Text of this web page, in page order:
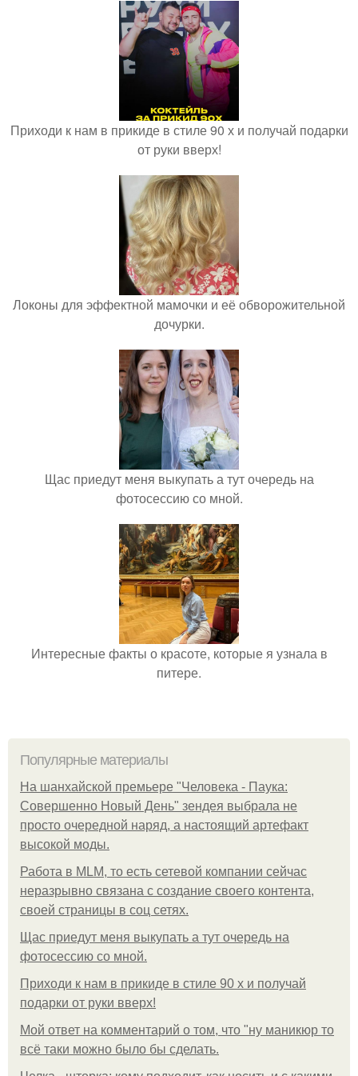
Приходи к нам в прикиде в стиле 90 х и получай подарки
от руки вверх!
Локоны для эффектной мамочки и её обворожительной
дочурки.
Щас приедут меня выкупать а тут очередь на
фотосессию со мной.
Интересные факты о красоте, которые я узнала в
питере.
Популярные материалы
На шанхайской премьере "Человека - Паука:
Совершенно Новый День" зендея выбрала не
просто очередной наряд, а настоящий артефакт
высокой моды.
Работа в MLM, то есть сетевой компании сейчас
неразрывно связана с создание своего контента,
своей страницы в соц сетях.
Щас приедут меня выкупать а тут очередь на
фотосессию со мной.
Приходи к нам в прикиде в стиле 90 х и получай
подарки от руки вверх!
Мой ответ на комментарий о том, что "ну маникюр то
всё таки можно было бы сделать.